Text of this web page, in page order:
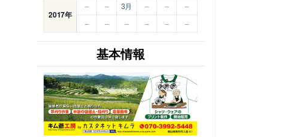
2017年
– – 3月 – –
–
–
– – – – –
基本情報